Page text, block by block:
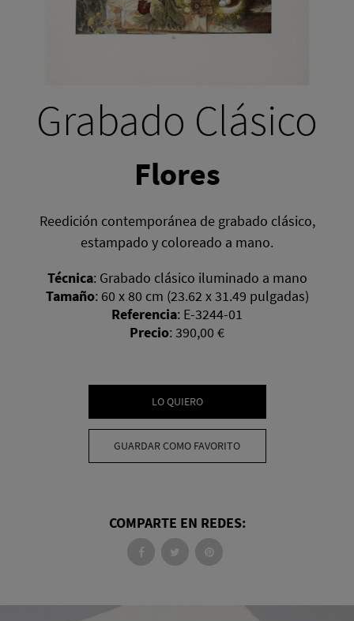
Grabado Clásico
Flores
Reedición contemporánea de grabado clásico,
estampado y coloreado a mano.
Técnica: Grabado clásico iluminado a mano
Tamaño: 60 x 80 cm (23.62 x 31.49 pulgadas)
Referencia: E-3244-01
Precio: 390,00 €
LO QUIERO
GUARDAR COMO FAVORITO
COMPARTE EN REDES: